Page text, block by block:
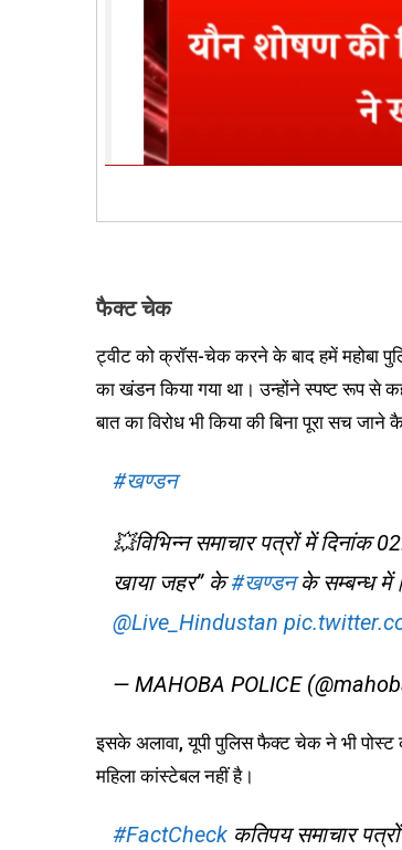
फैक्ट चेक
ट्वीट को क्रॉस-चेक करने के बाद हमें महोबा
का खंडन किया गया था। उन्होंने स्पष्ट रूप से
बात का विरोध भी किया की बिना पूरा सच
#खण्डन
💥विभिन्न समाचार पत्रों में दिनांक
खाया जहर” के#खण्डनके सम्बन्ध
@Live_Hindustan
— MAHOBA POLICE
इसके अलावा, यूपी पुलिस फैक्ट चेक ने भी पोस्ट
महिला कांस्टेबल नहीं है।
#FactCheck कतिपय समाचार